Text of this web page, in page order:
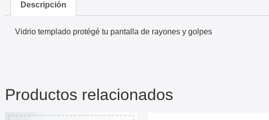
Descripción
Vidrio templado protégé tu pantalla de rayones y golpes
Productos relacionados